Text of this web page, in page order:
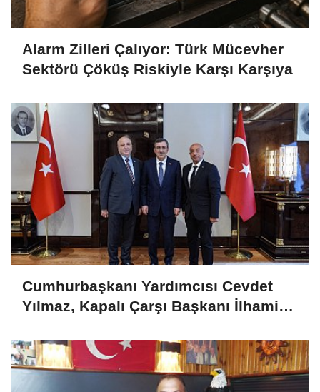
Alarm Zilleri Çalıyor: Türk Mücevher
Sektörü Çöküş Riskiyle Karşı Karşıya
Cumhurbaşkanı Yardımcısı Cevdet
Yılmaz, Kapalı Çarşı Başkanı İlhami